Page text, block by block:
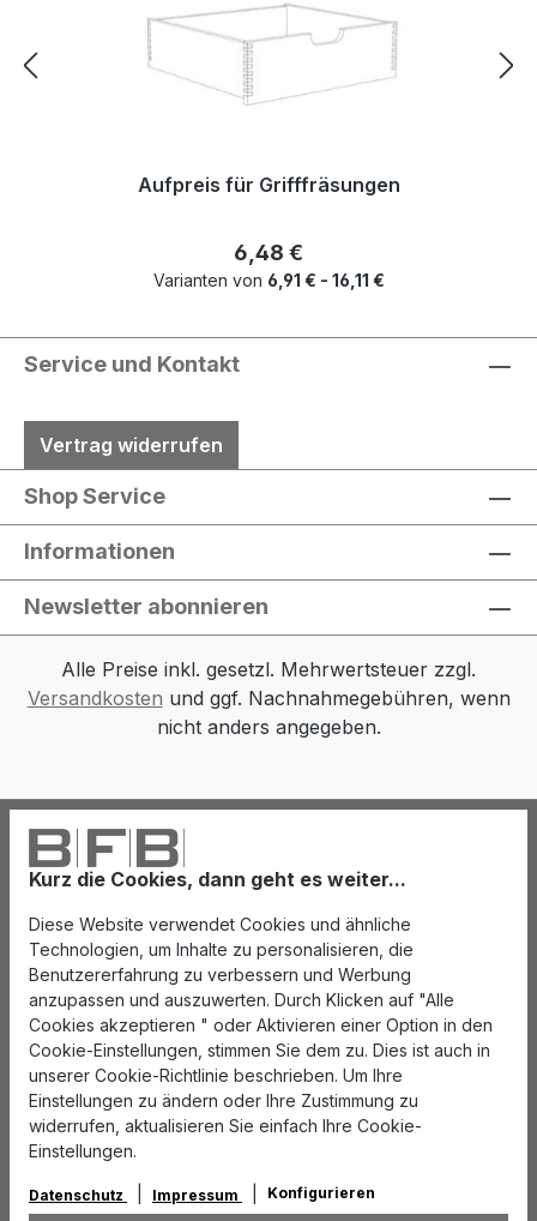
Kurz die Cookies, dann geht es weiter...
Diese Website verwendet Cookies und ähnliche
Technologien, um Inhalte zu personalisieren, die
Benutzererfahrung zu verbessern und Werbung
anzupassen und auszuwerten. Durch Klicken auf "Alle
Cookies akzeptieren " oder Aktivieren einer Option in den
Cookie-Einstellungen, stimmen Sie dem zu. Dies ist auch in
unserer Cookie-Richtlinie beschrieben. Um Ihre
Einstellungen zu ändern oder Ihre Zustimmung zu
widerrufen, aktualisieren Sie einfach Ihre Cookie-
Einstellungen.
Datenschutz Impressum Konfigurieren
Aufpreis für Grifffräsungen
Regulärer Preis:
6,48 €
Varianten von 6,91 € - 16,11 €
Service und Kontakt
Vertrag widerrufen
Shop Service
Informationen
Newsletter abonnieren
Alle Preise inkl. gesetzl. Mehrwertsteuer zzgl.
Versandkosten und ggf. Nachnahmegebühren, wenn
nicht anders angegeben.